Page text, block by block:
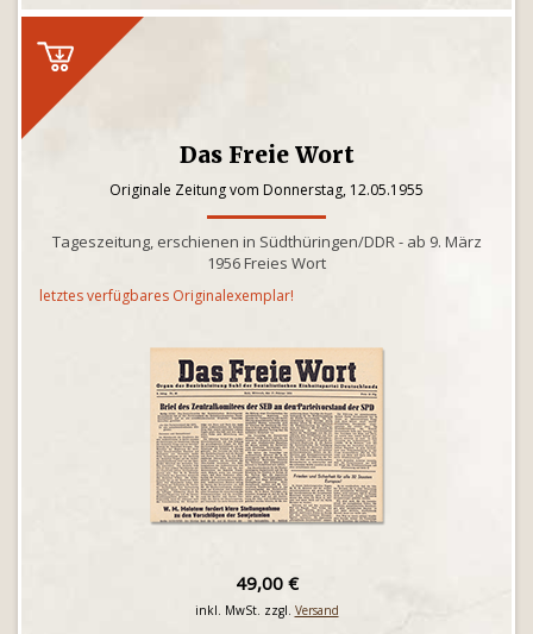
Das Freie Wort
Originale Zeitung vom Donnerstag, 12.05.1955
Tageszeitung, erschienen in Südthüringen/DDR - ab 9. März
1956 Freies Wort
letztes verfügbares Originalexemplar!
49,00 €
inkl. MwSt. zzgl. Versand